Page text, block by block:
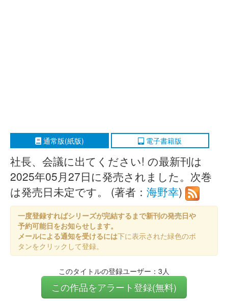
通常版(紙版) 電子書籍版
社長、会議に出てください! の最新刊は
2025年05月27日に発売されました。次巻
は発売日未定です。 (著者： 海野幸)
一度登録すればシリーズが完結するまで新刊の発売日や
予約可能日をお知らせします。
メールによる通知を受けるには下に表示された緑色のボ
タンをクリックして登録。
このタイトルの登録ユーザー：3人
この作品をアラート登録(無料)